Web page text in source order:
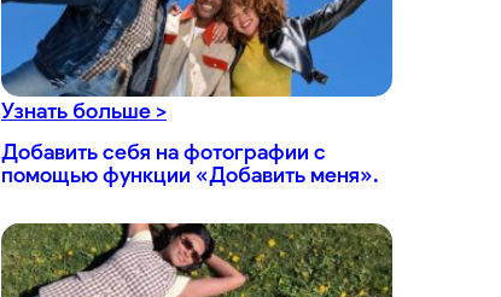
Узнать больше >
Добавить себя на фотографии с
помощью функции «Добавить меня».